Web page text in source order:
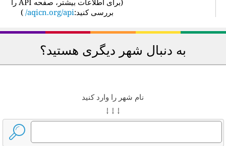
بررسی کنید:aqicn.org/api/
)
به دنبال شهر دیگری هستید؟
نام شهر را وارد کنید
↓ ↓ ↓